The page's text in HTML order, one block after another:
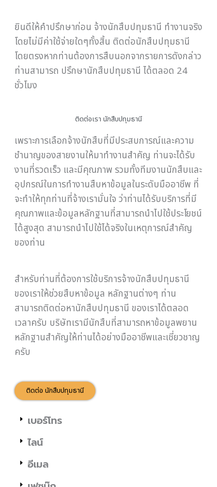
ยินดีให้คำปรึกษาก่อน จ้างนักสืบปทุมธานี ทำงานจริง
โดยไม่มีค่าใช้จ่ายใดๆทั้งสิ้น ติดต่อนักสืบปทุมธานี
โดยตรงหากท่านต้องการสืบนอกจากรายการดังกล่าว
ท่านสามารถ ปรึกษานักสืบปทุมธานี ได้ตลอด 24
ชั่วโมง
ติดต่อเรา นักสืบปทุมธานี
เพราะการเลือกจ้างนักสืบที่มีประสบการณ์และความ
ชำนาญของสายงานให้มาทำงานสำคัญ ท่านจะได้รับ
งานที่รวดเร็ว และมีคุณภาพ รวมทั้งทีมงานนักสืบและ
อุปกรณ์ในการทำงานสืบหาข้อมูลในระดับมืออาชีพ ที่
จะทำให้ทุกท่านที่จ้างเรามั่นใจ ว่าท่านได้รับบริการที่มี
คุณภาพและข้อมูลหลักฐานที่สามารถนำไปใช้ประโยชน์
ได้สูงสุด สามารถนำไปใช้ได้จริงในเหตุการณ์สำคัญ
ของท่าน
สำหรับท่านที่ต้องการใช้บริการจ้างนักสืบปทุมธานี
ของเราให้ช่วยสืบหาข้อมูล หลักฐานต่างๆ ท่าน
สามารถติดต่อหานักสืบปทุมธานี ของเราได้ตลอด
เวลาครับ บริษัทเรามีนักสืบที่สามารถหาข้อมูลพยาน
หลักฐานสำคัญให้ท่านได้อย่างมืออาชีพและเชี่ยวชาญ
ครับ
ติดต่อ นักสืบปทุมธานี
เบอร์โทร
ไลน์
อีเมล